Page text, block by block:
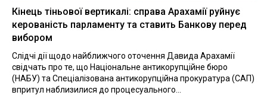
Кінець тіньової вертикалі: справа Арахамії руйнує
керованість парламенту та ставить Банкову перед
вибором
Слідчі дії щодо найближчого оточення Давида Арахамії
свідчать про те, що Національне антикорупційне бюро
(НАБУ) та Спеціалізована антикорупційна прокуратура (САП)
впритул наблизилися до процесуального...